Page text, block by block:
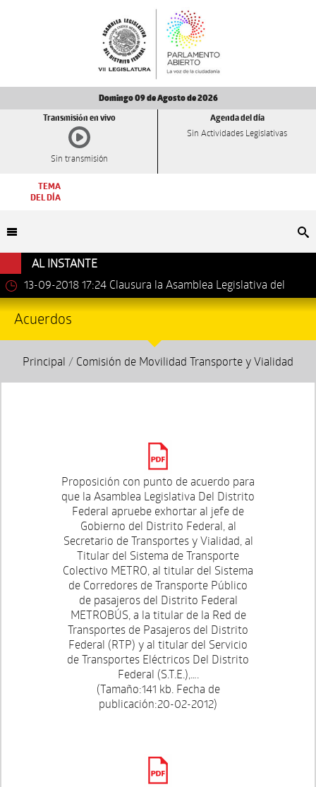
Domingo 09 de Agosto de 2026
Transmisión en vivo
Sin transmisión
Agenda del día
Sin Actividades Legislativas
TEMA
DEL DÍA
AL INSTANTE
13-09-2018 17:24 Clausura la Asamblea Legislativa del
Distrito Federal los trabajos de la VII Legislatura.
Acuerdos
Principal / Comisión de Movilidad Transporte y Vialidad
Proposición con punto de acuerdo para
que la Asamblea Legislativa Del Distrito
Federal apruebe exhortar al jefe de
Gobierno del Distrito Federal, al
Secretario de Transportes y Vialidad, al
Titular del Sistema de Transporte
Colectivo METRO, al titular del Sistema
de Corredores de Transporte Público
de pasajeros del Distrito Federal
METROBÚS, a la titular de la Red de
Transportes de Pasajeros del Distrito
Federal (RTP) y al titular del Servicio
de Transportes Eléctricos Del Distrito
Federal (S.T.E.),….
(Tamaño:141 kb. Fecha de
publicación:20-02-2012)